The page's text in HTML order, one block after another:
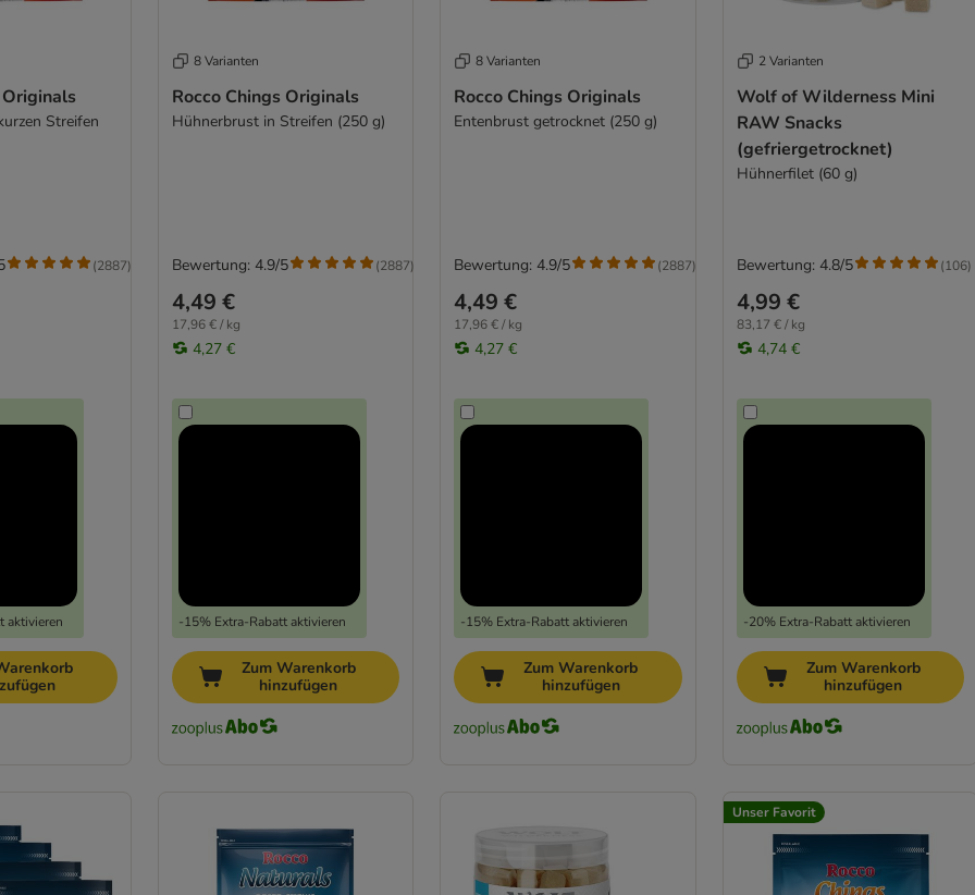
Streifen
aktivieren
(2887)
8 Varianten
Rocco Chings Originals
Hühnerbrust in Streifen (250 g)
4,49 €
17,96 € / kg
4,27 €
-15% Extra-Rabatt aktivieren
Bewertung: 4.9/5 (2887)
Zum Warenkorb
hinzufügen
8 Varianten
Rocco Chings Originals
Entenbrust getrocknet (250 g)
4,49 €
17,96 € / kg
4,27 €
-15% Extra-Rabatt aktivieren
Bewertung: 4.9/5 (2887)
Zum Warenkorb
hinzufügen
2 Varianten
Wolf of Wilderness Mini
RAW Snacks
(gefriergetrocknet)
Hühnerfilet (60 g)
4,99 €
83,17 € / kg
4,74 €
-20% Extra-Rabatt aktivieren
Bewertung: 4.8/5 (106)
Zum Warenkorb
hinzufügen
Unser Favorit